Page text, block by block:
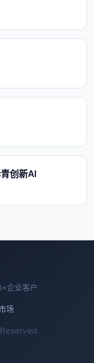
创新AI
企业客户
场